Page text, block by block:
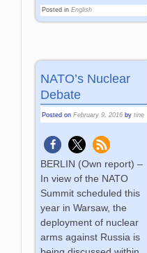
Posted in English
NATO’s Nuclear
Debate
Posted onFebruary 9, 2016 bytine
BERLIN (Own report) –
In view of the NATO
Summit scheduled this
year in Warsaw, the
deployment of nuclear
arms against Russia is